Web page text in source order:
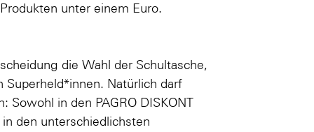
unter einem Euro.
die Wahl der Schultasche,
Superheld*innen. Natürlich darf
Sowohl in den PAGRO DISKONT
den unterschiedlichsten